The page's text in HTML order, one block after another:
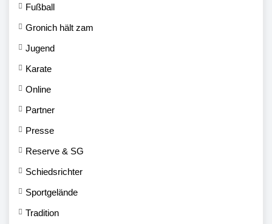
Fußball
Gronich hält zam
Jugend
Karate
Online
Partner
Presse
Reserve & SG
Schiedsrichter
Sportgelände
Tradition